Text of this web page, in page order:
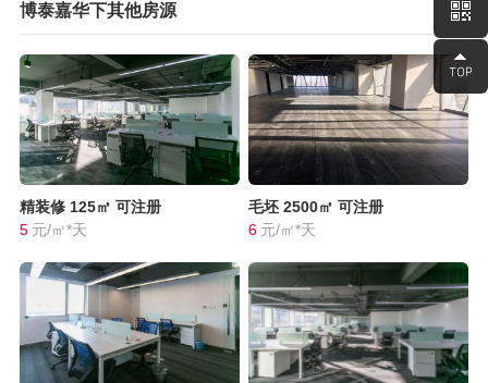
博泰嘉华下其他房源
精装修 125㎡ 可注册
5 元/㎡*天
毛坯 2500㎡ 可注册
6 元/㎡*天